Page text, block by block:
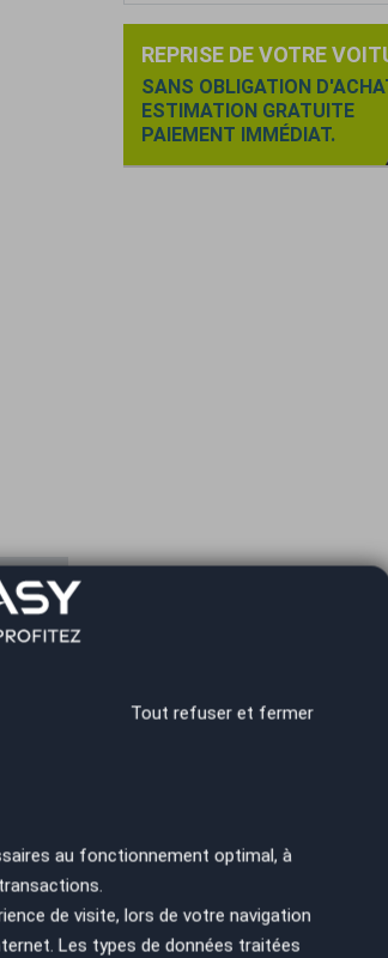
4 du
REPRISE DE VOTRE
SANS OBLIGATION
ESTIMATION GRATUITE
PAIEMENT IMMÉDIAT.
Tout refuser et fermer
au fonctionnement optimal, à
de visite, lors de votre navigation
Les types de données traitées